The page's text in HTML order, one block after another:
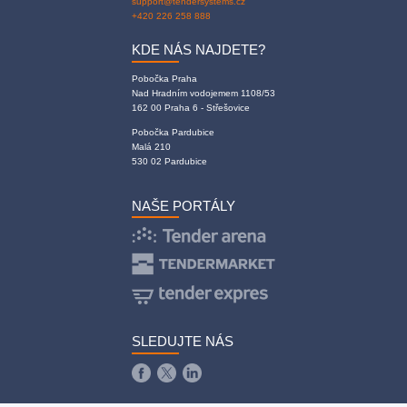
+420 226 258 888
KDE NÁS NAJDETE?
Pobočka Praha
Nad Hradním vodojemem 1108/53
162 00 Praha 6 - Střešovice
Pobočka Pardubice
Malá 210
530 02 Pardubice
NAŠE PORTÁLY
SLEDUJTE NÁS